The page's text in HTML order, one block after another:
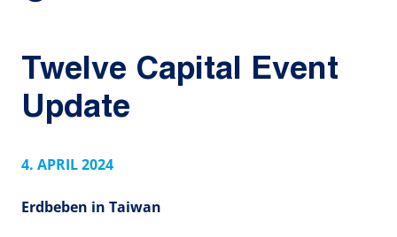
Twelve Capital Event
Update
4. APRIL 2024
Erdbeben in Taiwan